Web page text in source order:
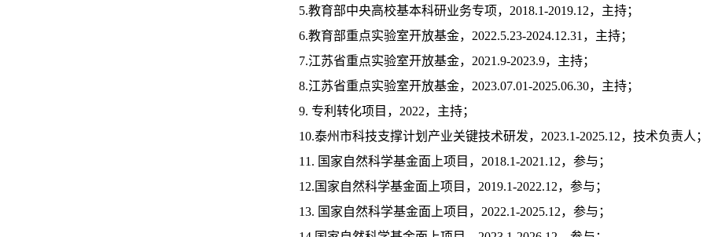
5.教育部中央高校基本科研业务专项， 2018.1-2019.12，主持；
6.教育部重点实验室开放基金， 2022.5.23-2024.12.31 ，主持；
7.江苏省重点实验室开放基金， 2021.9-2023.9，主持；
8.江苏省重点实验室开放基金， 2023.07.01-2025.06.30，主持；
9. 专利转化项目， 2022，主持；
10.泰州市科技支撑计划产业关键技术研发， 2023.1-2025.12，技术负责人；
11. 国家自然科学基金面上项目， 2018.1-2021.12，参与；
12. 国家自然科学基金面上项目， 2019.1-2022.12，参与；
13. 国家自然科学基金面上项目， 2022.1-2025.12，参与；